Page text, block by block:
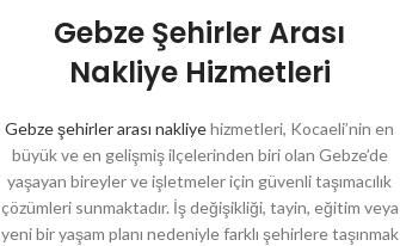
Gebze Şehirler Arası
Nakliye Hizmetleri
Gebze şehirler arası nakliyehizmetleri, Kocaeli’nin en
büyük ve en gelişmiş ilçelerinden biri olan Gebze’de
yaşayan bireyler ve işletmeler için güvenli taşımacılık
çözümleri sunmaktadır. İş değişikliği, tayin, eğitim veya
yeni bir yaşam planı nedeniyle farklı şehirlere taşınmak